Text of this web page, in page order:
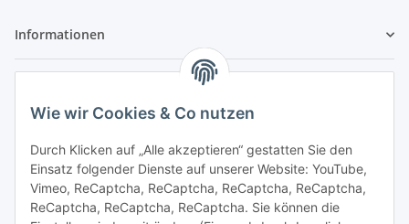
Wie wir Cookies & Co nutzen
Durch Klicken auf „Alle akzeptieren“ gestatten Sie den
Einsatz folgender Dienste auf unserer Website: YouTube,
Vimeo, ReCaptcha, ReCaptcha, ReCaptcha, ReCaptcha,
ReCaptcha, ReCaptcha, ReCaptcha. Sie können die
Informationen